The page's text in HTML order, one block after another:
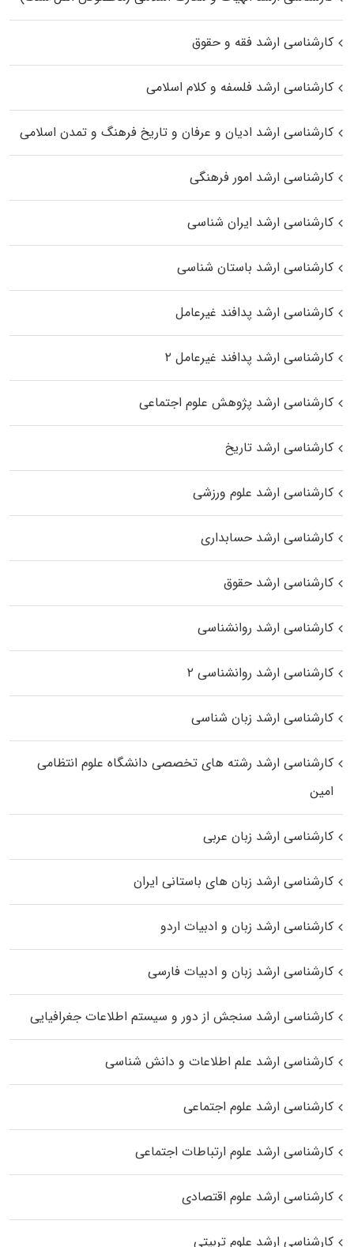
کارشناسی ارشد فقه و حقوق
کارشناسی ارشد فلسفه و کلام اسلامی
کارشناسی ارشد ادیان و عرفان و تاریخ فرهنگ و تمدن اسلامی
کارشناسی ارشد امور فرهنگی
کارشناسی ارشد ایران شناسی
کارشناسی ارشد باستان شناسی
کارشناسی ارشد پدافند غیرعامل
کارشناسی ارشد پدافند غیرعامل ۲
کارشناسی ارشد پژوهش علوم اجتماعی
کارشناسی ارشد تاریخ
کارشناسی ارشد علوم ورزشی
کارشناسی ارشد حسابداری
کارشناسی ارشد حقوق
کارشناسی ارشد روانشناسی
کارشناسی ارشد روانشناسی ۲
کارشناسی ارشد زبان شناسی
کارشناسی ارشد رﺷﺘﻪ ﻫﺎی تخصصی داﻧﺸﮕﺎه ﻋﻠﻮم انتظامی
اﻣﻴﻦ
کارشناسی ارشد زبان عربی
کارشناسی ارشد زبان‌ های باستانی ایران
کارشناسی ارشد زبان و ادبیات اردو
کارشناسی ارشد زبان و ادبیات فارسی
کارشناسی ارشد سنجش از دور و سیستم اطلاعات جغرافیایی
کارشناسی ارشد علم اطلاعات و دانش شناسی
کارشناسی ارشد علوم اجتماعی
کارشناسی ارشد علوم ارتباطات اجتماعی
کارشناسی ارشد علوم اقتصادی
کارشناسی ارشد علوم تربیتی